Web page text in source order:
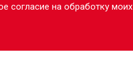
согласие на обработку моих